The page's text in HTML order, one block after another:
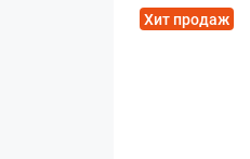
Хит продаж